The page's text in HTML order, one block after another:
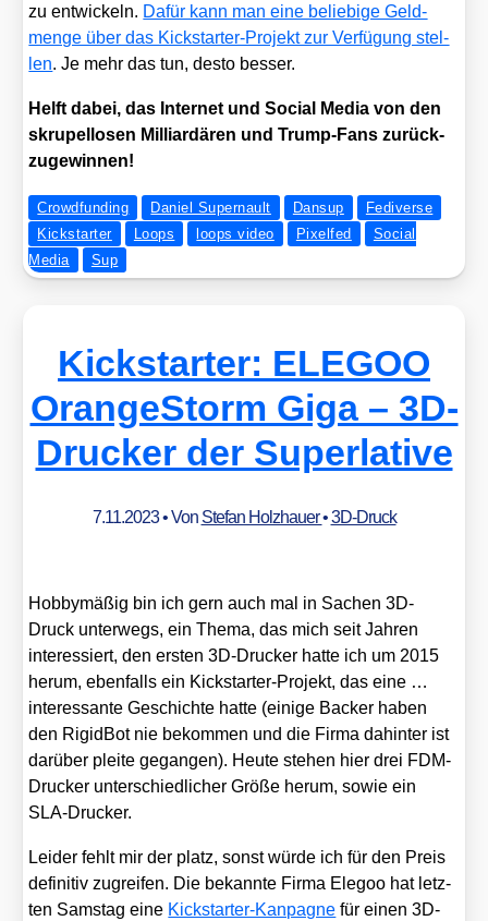
zu ent­wi­ckeln. Dafür kann man eine belie­bi­ge Geld­
men­ge über das Kick­star­ter-Pro­jekt zur Ver­fü­gung stel­
len. Je mehr das tun, des­to bes­ser.
Helft dabei, das Inter­net und Social Media von den
skru­pel­lo­sen Mil­li­ar­dä­ren und Trump-Fans zurück­
zu­ge­win­nen!
Crowdfunding Daniel Supernault Dansup
Fediverse
Kickstarter
Loops loops video Pixelfed
Social
Media
Sup
Kickstarter: ELEGOO
OrangeStorm Giga – 3D-
Drucker der Superlative
7.11.2023• Von Stefan Holzhauer•3D-Druck
Hob­by­mä­ßig bin ich gern auch mal in Sachen 3D-
Druck unter­wegs, ein The­ma, das mich seit Jah­ren
inter­es­siert, den ers­ten 3D-Dru­cker hat­te ich um 2015
her­um, eben­falls ein Kick­star­ter-Pro­jekt, das eine …
inter­es­san­te Geschich­te hat­te (eini­ge Back­er haben
den Rigid­Bot nie bekom­men und die Fir­ma dahin­ter ist
dar­über plei­te gegan­gen). Heu­te ste­hen hier drei FDM-
Dru­cker unter­schied­li­cher Grö­ße her­um, sowie ein
SLA-Dru­cker.
Lei­der fehlt mir der platz, sonst wür­de ich für den Preis
defi­ni­tiv zugrei­fen. Die bekann­te Fir­ma Ele­goo hat letz­
ten Sams­tag eine Kick­star­ter-Kan­pa­gne für einen 3D-